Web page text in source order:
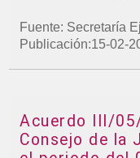
Fuente: Secretaría
Publicación:15-02-
Acuerdo III/
Consejo de la